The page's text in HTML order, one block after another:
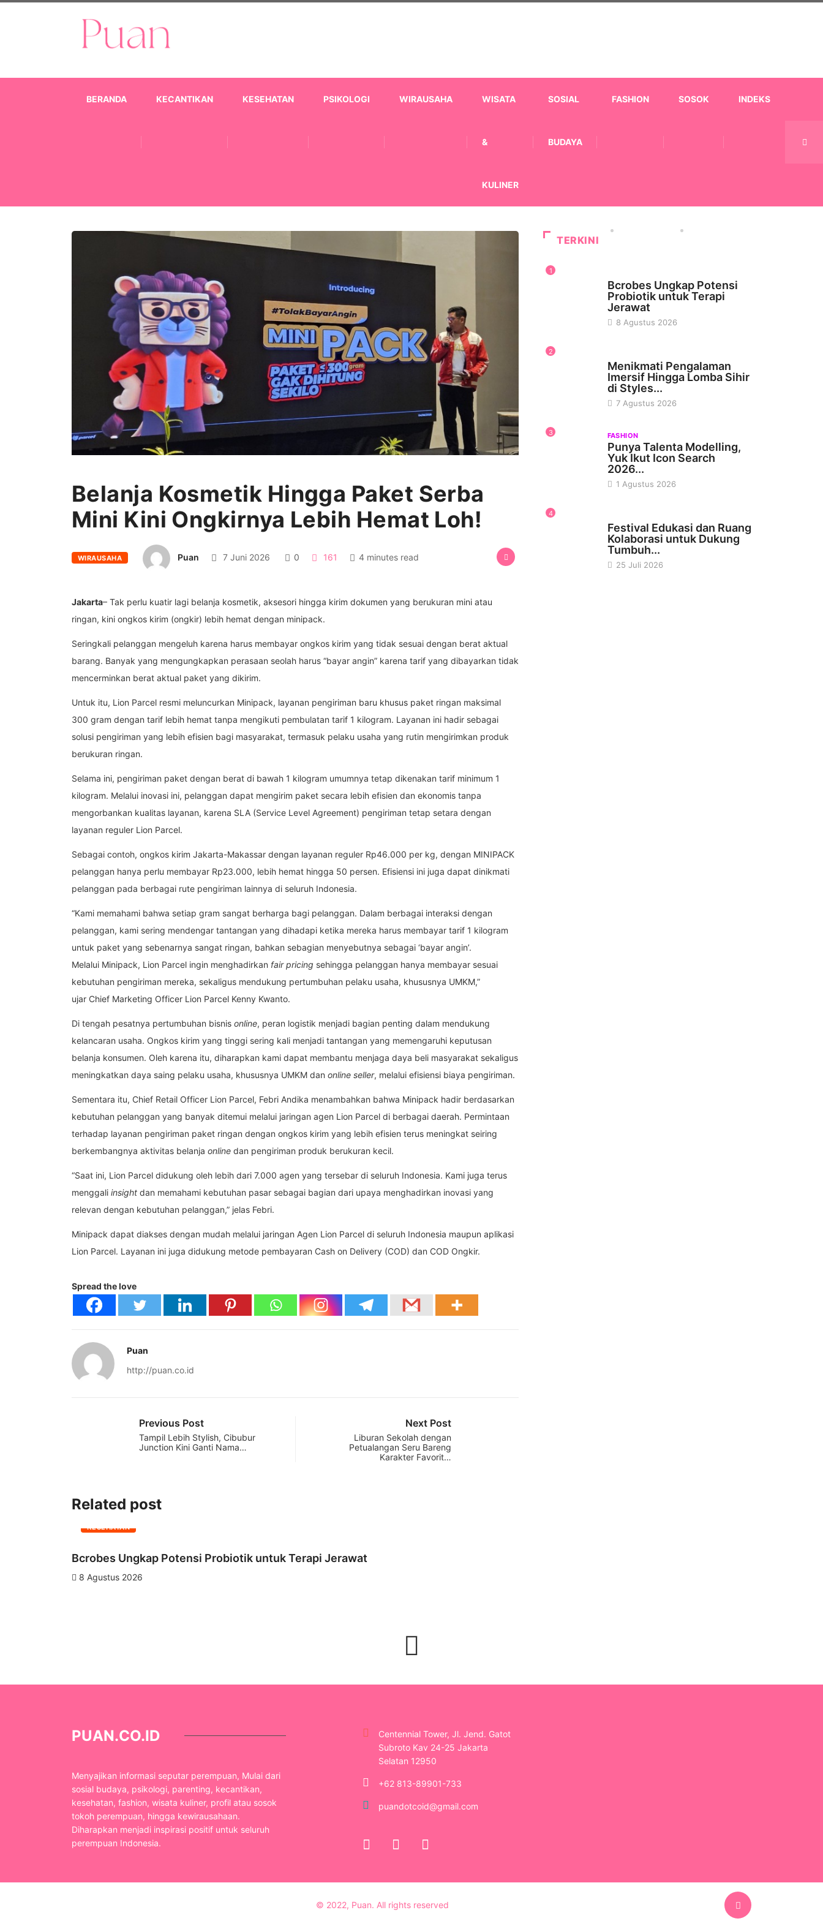
BERANDA KECANTIKAN KESEHATAN PSIKOLOGI WIRAUSAHA WISATA
&
KULINER
SOSIAL
BUDAYA
FASHION SOSOK INDEKS
Belanja Kosmetik Hingga Paket Serba
Mini Kini Ongkirnya Lebih Hemat Loh!
WIRAUSAHA Puan 7 Juni 2026 0 161 4 minutes read
Jakarta– Tak perlu kuatir lagi belanja kosmetik, aksesori hingga kirim dokumen yang berukuran mini atau
ringan, kini ongkos kirim (ongkir) lebih hemat dengan minipack.
Seringkali pelanggan mengeluh karena harus membayar ongkos kirim yang tidak sesuai dengan berat aktual
barang. Banyak yang mengungkapkan perasaan seolah harus “bayar angin” karena tarif yang dibayarkan tidak
mencerminkan berat aktual paket yang dikirim.
Untuk itu, Lion Parcel resmi meluncurkan Minipack, layanan pengiriman baru khusus paket ringan maksimal
300 gram dengan tarif lebih hemat tanpa mengikuti pembulatan tarif 1 kilogram. Layanan ini hadir sebagai
solusi pengiriman yang lebih efisien bagi masyarakat, termasuk pelaku usaha yang rutin mengirimkan produk
berukuran ringan.
Selama ini, pengiriman paket dengan berat di bawah 1 kilogram umumnya tetap dikenakan tarif minimum 1
kilogram. Melalui inovasi ini, pelanggan dapat mengirim paket secara lebih efisien dan ekonomis tanpa
mengorbankan kualitas layanan, karena SLA (Service Level Agreement) pengiriman tetap setara dengan
layanan reguler Lion Parcel.
Sebagai contoh, ongkos kirim Jakarta-Makassar dengan layanan reguler Rp46.000 per kg, dengan MINIPACK
pelanggan hanya perlu membayar Rp23.000, lebih hemat hingga 50 persen. Efisiensi ini juga dapat dinikmati
pelanggan pada berbagai rute pengiriman lainnya di seluruh Indonesia.
“Kami memahami bahwa setiap gram sangat berharga bagi pelanggan. Dalam berbagai interaksi dengan
pelanggan, kami sering mendengar tantangan yang dihadapi ketika mereka harus membayar tarif 1 kilogram
untuk paket yang sebenarnya sangat ringan, bahkan sebagian menyebutnya sebagai ‘bayar angin’.
Melalui Minipack, Lion Parcel ingin menghadirkan fair pricing sehingga pelanggan hanya membayar sesuai
kebutuhan pengiriman mereka, sekaligus mendukung pertumbuhan pelaku usaha, khususnya UMKM,”
ujar Chief Marketing Officer Lion Parcel Kenny Kwanto.
Di tengah pesatnya pertumbuhan bisnis online, peran logistik menjadi bagian penting dalam mendukung
kelancaran usaha. Ongkos kirim yang tinggi sering kali menjadi tantangan yang memengaruhi keputusan
belanja konsumen. Oleh karena itu, diharapkan kami dapat membantu menjaga daya beli masyarakat sekaligus
meningkatkan daya saing pelaku usaha, khususnya UMKM dan online seller, melalui efisiensi biaya pengiriman.
Sementara itu, Chief Retail Officer Lion Parcel, Febri Andika menambahkan bahwa Minipack hadir berdasarkan
kebutuhan pelanggan yang banyak ditemui melalui jaringan agen Lion Parcel di berbagai daerah. Permintaan
terhadap layanan pengiriman paket ringan dengan ongkos kirim yang lebih efisien terus meningkat seiring
berkembangnya aktivitas belanja online dan pengiriman produk berukuran kecil.
“Saat ini, Lion Parcel didukung oleh lebih dari 7.000 agen yang tersebar di seluruh Indonesia. Kami juga terus
menggali insight dan memahami kebutuhan pasar sebagai bagian dari upaya menghadirkan inovasi yang
relevan dengan kebutuhan pelanggan,” jelas Febri.
Minipack dapat diakses dengan mudah melalui jaringan Agen Lion Parcel di seluruh Indonesia maupun aplikasi
Lion Parcel. Layanan ini juga didukung metode pembayaran Cash on Delivery (COD) dan COD Ongkir.
Spread the love
Puan
http://puan.co.id
Previous Post
Tampil Lebih Stylish, Cibubur
Junction Kini Ganti Nama…
Next Post
Liburan Sekolah dengan
Petualangan Seru Bareng
Karakter Favorit…
Related post
KESEHATAN
Bcrobes Ungkap Potensi Probiotik untuk Terapi Jerawat
8 Agustus 2026
TERKINI
1
Bcrobes Ungkap Potensi
Probiotik untuk Terapi
Jerawat
8 Agustus 2026
2
Menikmati Pengalaman
Imersif Hingga Lomba Sihir
di Styles...
7 Agustus 2026
3 FASHION
Punya Talenta Modelling,
Yuk Ikut Icon Search
2026...
1 Agustus 2026
4
Festival Edukasi dan Ruang
Kolaborasi untuk Dukung
Tumbuh...
25 Juli 2026
PUAN.CO.ID
Menyajikan informasi seputar perempuan, Mulai dari
sosial budaya, psikologi, parenting, kecantikan,
kesehatan, fashion, wisata kuliner, profil atau sosok
tokoh perempuan, hingga kewirausahaan.
Diharapkan menjadi inspirasi positif untuk seluruh
perempuan Indonesia.
Centennial Tower, Jl. Jend. Gatot
Subroto Kav 24-25 Jakarta
Selatan 12950
+62 813-89901-733
puandotcoid@gmail.com
© 2022, Puan. All rights reserved